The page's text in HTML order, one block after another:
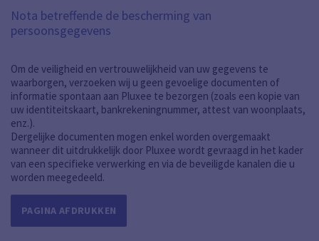
Nota betreffende de bescherming van
persoonsgegevens
Om de veiligheid en vertrouwelijkheid van uw gegevens te
waarborgen, verzoeken wij u geen gevoelige documenten of
informatie spontaan aan Pluxee te bezorgen (zoals een kopie van
uw identiteitskaart, bankrekeningnummer, attest van woonplaats,
enz.).
Dergelijke documenten mogen enkel worden overgemaakt
wanneer dit uitdrukkelijk door Pluxee wordt gevraagd in het kader
van een specifieke verwerking en via de beveiligde kanalen die u
worden meegedeeld.
PAGINA AFDRUKKEN